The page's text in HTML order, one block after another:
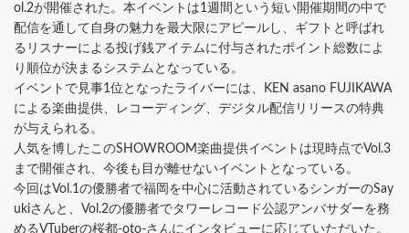
ol.2が開催された。本イベントは1週間という短い開催期間の中で
配信を通して自身の魅力を最大限にアピールし、ギフトと呼ばれ
るリスナーによる投げ銭アイテムに付与されたポイント総数によ
り順位が決まるシステムとなっている。
イベントで見事1位となったライバーには、KEN asano FUJIKAWA
による楽曲提供、レコーディング、デジタル配信リリースの特典
が与えられる。
人気を博したこのSHOWROOM楽曲提供イベントは現時点でVol.3
まで開催され、今後も目が離せないイベントとなっている。
今回はVol.1の優勝者で福岡を中心に活動されているシンガーのSay
ukiさんと、Vol.2の優勝者でタワーレコード公認アンバサダーを務
めるVTuberの桜都-oto-さんにインタビューに応じていただいた。